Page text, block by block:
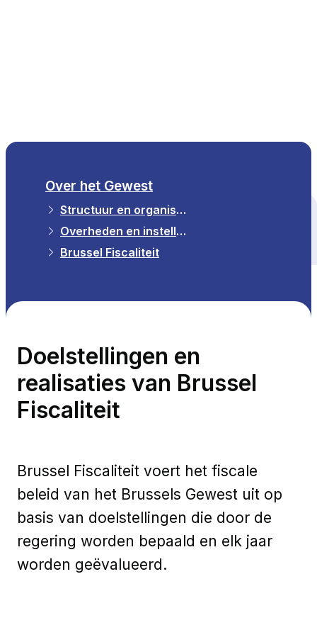
Alle thema's
Over het Gewest
Structuur en organisatie
Overheden en instellingen in het Gewest
Brussel Fiscaliteit
Doelstellingen en
realisaties van Brussel
Fiscaliteit
Brussel Fiscaliteit voert het fiscale
beleid van het Brussels Gewest uit op
basis van doelstellingen die door de
regering worden bepaald en elk jaar
worden geëvalueerd.